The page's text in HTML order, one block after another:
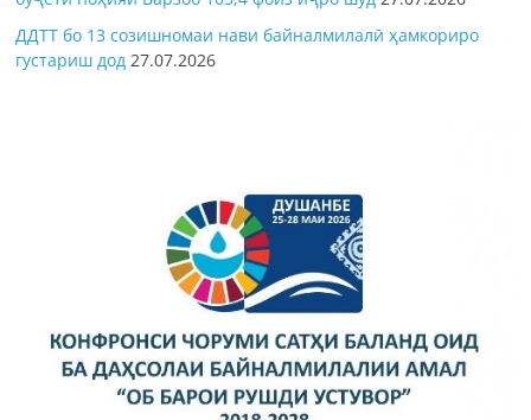
ДДТТ бо 13 созишномаи нави байналмилалӣ ҳамкориро
густариш дод 27.07.2026